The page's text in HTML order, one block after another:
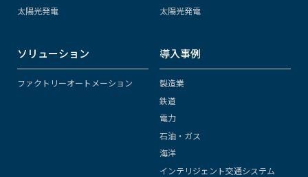
太陽光発電
太陽光発電
ソリューション
ファクトリーオートメーション
導入事例
製造業
鉄道
電力
石油・ガス
海洋
インテリジェント交通システム